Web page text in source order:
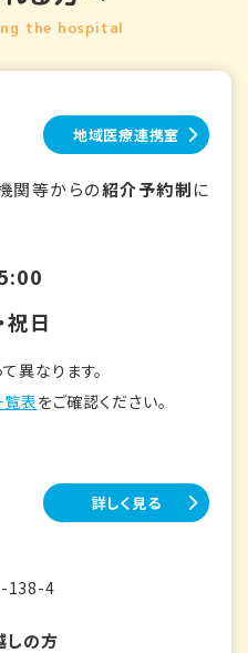
the hospital
地域医療連携室
関等からの紹介予約制に
祝日
異なります。
表をご確認ください。
詳しく見る
138-4
しの方